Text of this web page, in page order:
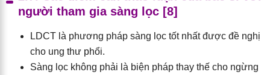
người tham gia sàng lọc [8]
LDCT là phương pháp sàng lọc tốt nhất được đề nghị
cho ung thư phổi.
Sàng lọc không phải là biện pháp thay thế cho ngừng